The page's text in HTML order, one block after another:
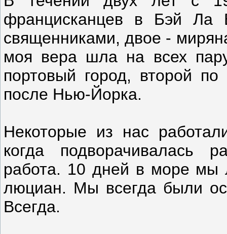
францисканцев в Бэй Ла
священниками, двое -
моя вера шла на всех
портовый город, второй
после Нью-Йорка.
Некоторые из нас
когда подворачивалась
работа. 10 дней в море мы
люциан. Мы всегда были
Всегда.